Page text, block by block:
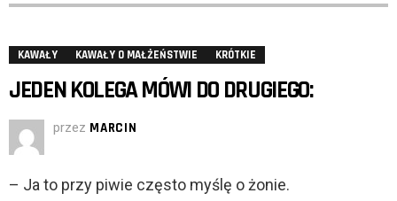
KAWAŁY KAWAŁY O MAŁŻEŃSTWIE KRÓTKIE
JEDEN KOLEGA MÓWI DO DRUGIEGO:
przez MARCIN
– Ja to przy piwie często myślę o żonie.